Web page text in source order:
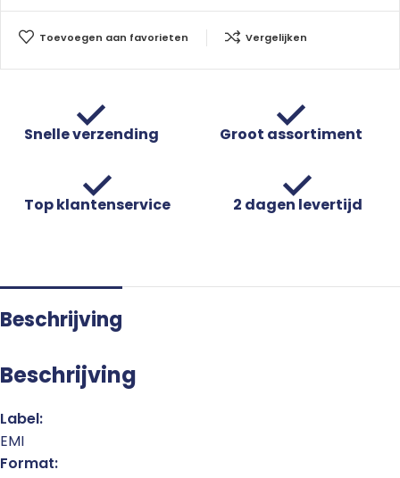
Toevoegen aan favorieten Vergelijken
Snelle verzending Groot assortiment
Top klantenservice 2 dagen levertijd
Beschrijving
Beschrijving
Label:
EMI
Format: